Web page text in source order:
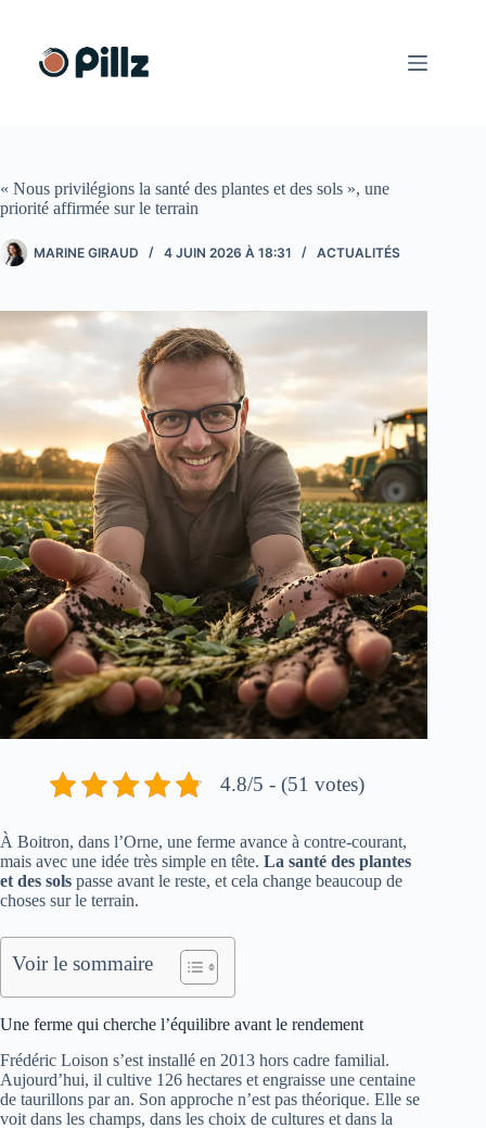
contenu
« Nous privilégions la santé des plantes et des sols », une
priorité affirmée sur le terrain
MARINE GIRAUD 4 JUIN 2026 À 18:31 ACTUALITÉS
4.8/5 - (51 votes)
À Boitron, dans l’Orne, une ferme avance à contre-courant,
mais avec une idée très simple en tête. La santé des plantes
et des sols passe avant le reste, et cela change beaucoup de
choses sur le terrain.
Voir le sommaire
Une ferme qui cherche l’équilibre avant le rendement
Frédéric Loison s’est installé en 2013 hors cadre familial.
Aujourd’hui, il cultive 126 hectares et engraisse une centaine
de taurillons par an. Son approche n’est pas théorique. Elle se
voit dans les champs, dans les choix de cultures et dans la